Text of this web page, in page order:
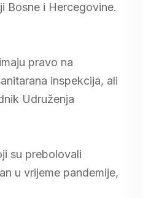
Bosne i Hercegovine.
pravo na
inspekcija, ali
Udruženja
su prebolovali
u vrijeme pandemije,